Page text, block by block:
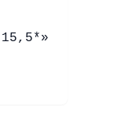
15,5*»